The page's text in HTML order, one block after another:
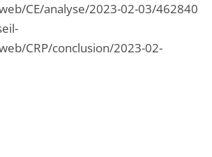
CE/analyse/2023-02-03/462840
CRP/conclusion/2023-02-